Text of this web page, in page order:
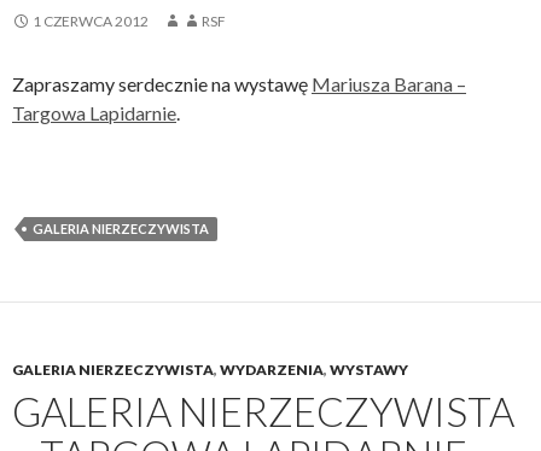
1 CZERWCA 2012 RSF
Zapraszamy serdecznie na wystawę Mariusza Barana –
Targowa Lapidarnie
GALERIA NIERZECZYWISTA
GALERIA NIERZECZYWISTA, WYDARZENIA, WYSTAWY
GALERIA NIERZECZYWISTA